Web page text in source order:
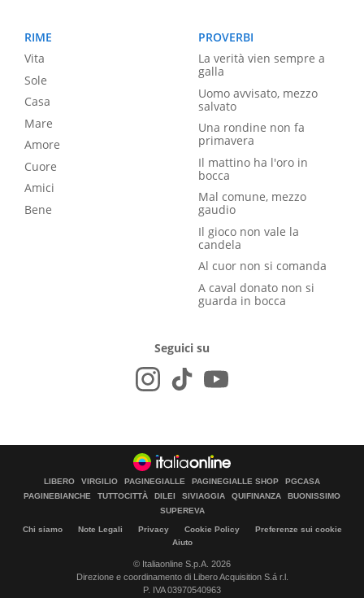
RIME
Vita
Sole
Casa
Mare
Amore
Cuore
Amici
Bene
PROVERBI
La verità vien sempre a
galla
Uomo avvisato, mezzo
salvato
Una rondine non fa
primavera
Il mattino ha l'oro in
bocca
Mal comune, mezzo
gaudio
Il gioco non vale la
candela
Al cuor non si comanda
A caval donato non si
guarda in bocca
Seguici su
LIBERO VIRGILIO PAGINEGIALLE PAGINEGIALLE SHOP
PGCASA
PAGINEBIANCHE
TUTTOCITTÀ DILEI SIVIAGGIA QUIFINANZA
BUONISSIMO
SUPEREVA
Chi siamo Note Legali Privacy Cookie Policy
Preferenze sui cookie
Aiuto
© Italiaonline S.p.A. 2026
Direzione e coordinamento di Libero Acquisition S.á r.l.
P. IVA 03970540963